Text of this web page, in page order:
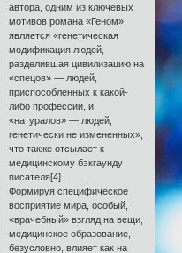
автора, одним из ключевых
мотивов романа «Геном»,
является «генетическая
модификация людей,
разделившая цивилизацию на
«спецов» — людей,
приспособленных к какой-
либо профессии, и
«натуралов» — людей,
генетически не измененных»,
что также отсылает к
медицинскому бэкгаунду
писателя[4].
Формируя специфическое
восприятие мира, особый,
«врачебный» взгляд на вещи,
медицинское образование,
безусловно, влияет как на